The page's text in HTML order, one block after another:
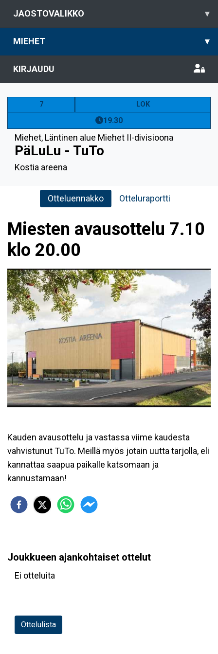
JAOSTOVALIKKO ▾
MIEHET ▾
KIRJAUDU
7 LOK
19.30
Miehet, Läntinen alue Miehet II-divisioona
PäLuLu - TuTo
Kostia areena
Otteluennakko Otteluraportti
Miesten avausottelu 7.10
klo 20.00
Kauden avausottelu ja vastassa viime kaudesta
vahvistunut TuTo. Meillä myös jotain uutta tarjolla, eli
kannattaa saapua paikalle katsomaan ja
kannustamaan!
Joukkueen ajankohtaiset ottelut
Ei otteluita
Ottelulista